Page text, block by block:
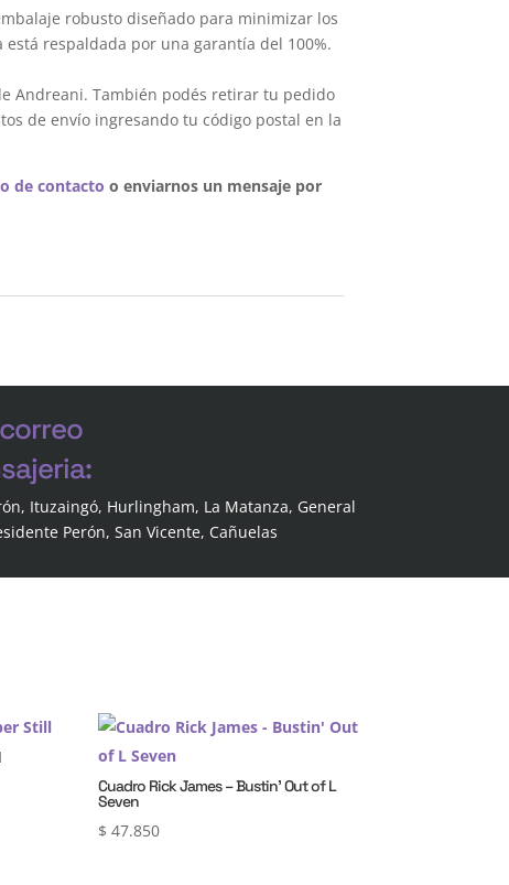
robusto diseñado para minimizar los
respaldada por una garantía del 100%.
Andreani. También podés retirar tu pedido
de envío ingresando tu código postal en la
de contacto o enviarnos un mensaje por
Ituzaingó, Hurlingham, La Matanza, General
Perón, San Vicente, Cañuelas
Cuadro Rick James – Bustin’ Out of L
Seven
$ 47.850